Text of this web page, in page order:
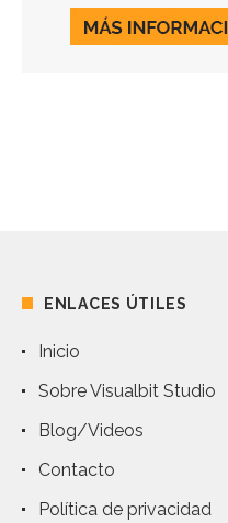
ENLACES ÚTILES
Inicio
Sobre Visualbit Studio
Blog/Videos
Contacto
Política de privacidad